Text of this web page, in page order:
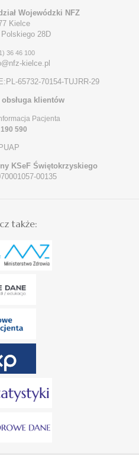
Wojewódzki NFZ
Kielce
28D
36 46 100
kielce.pl
65732-70154-TUJRR-29
klientów
Pacjenta
590
KSeF Świętokrzyskiego
00135
także: